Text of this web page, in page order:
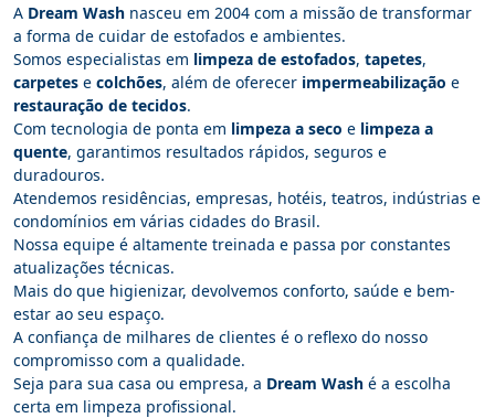
A Dream Wash nasceu em 2004 com a missão de transformar
a forma de cuidar de estofados e ambientes.
Somos especialistas em limpeza de estofados, tapetes,
carpetes e colchões, além de oferecer impermeabilização e
restauração de tecidos.
Com tecnologia de ponta em limpeza a seco e limpeza a
quente, garantimos resultados rápidos, seguros e
duradouros.
Atendemos residências, empresas, hotéis, teatros, indústrias e
condomínios em várias cidades do Brasil.
Nossa equipe é altamente treinada e passa por constantes
atualizações técnicas.
Mais do que higienizar, devolvemos conforto, saúde e bem-
estar ao seu espaço.
A confiança de milhares de clientes é o reflexo do nosso
compromisso com a qualidade.
Seja para sua casa ou empresa, a Dream Wash é a escolha
certa em limpeza profissional.